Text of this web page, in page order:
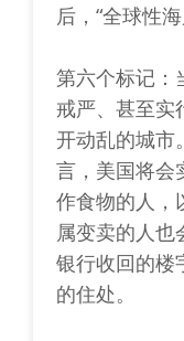
后，“全球性
第六个标记：
戒严、甚至实
开动乱的城市
言，美国将会
作食物的人，
属变卖的人也
银行收回的楼
的住处。